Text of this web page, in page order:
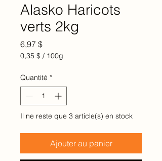
Alasko Haricots
verts 2kg
6,97 $Prix
0,35 $ / 100g
pour
100
Grammes
Quantité *
Il ne reste que 3 article(s) en stock
Ajouter au panier